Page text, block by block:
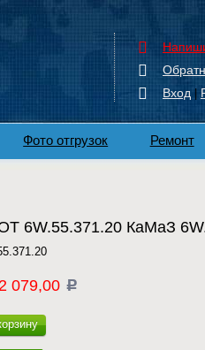
Вход |
Фото отгрузок Ремонт
6W.55.371.20 КаМаЗ
2 079,00 c